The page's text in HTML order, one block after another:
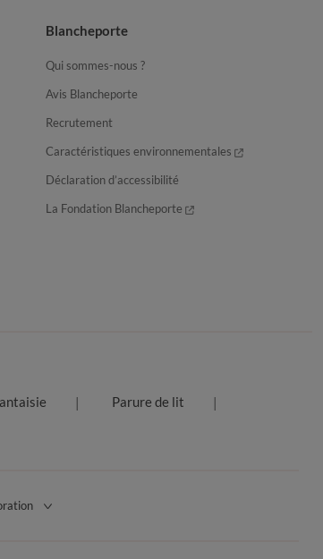
Blancheporte
Qui sommes-nous ?
Avis Blancheporte
Recrutement
Caractéristiques environnementales
Déclaration d’accessibilité
La Fondation Blancheporte
Parure de lit